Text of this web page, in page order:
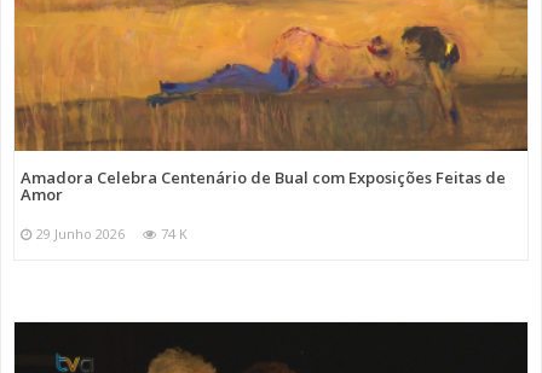
Amadora Celebra Centenário de Bual com Exposições Feitas de
Amor
29 Junho 2026 74 K